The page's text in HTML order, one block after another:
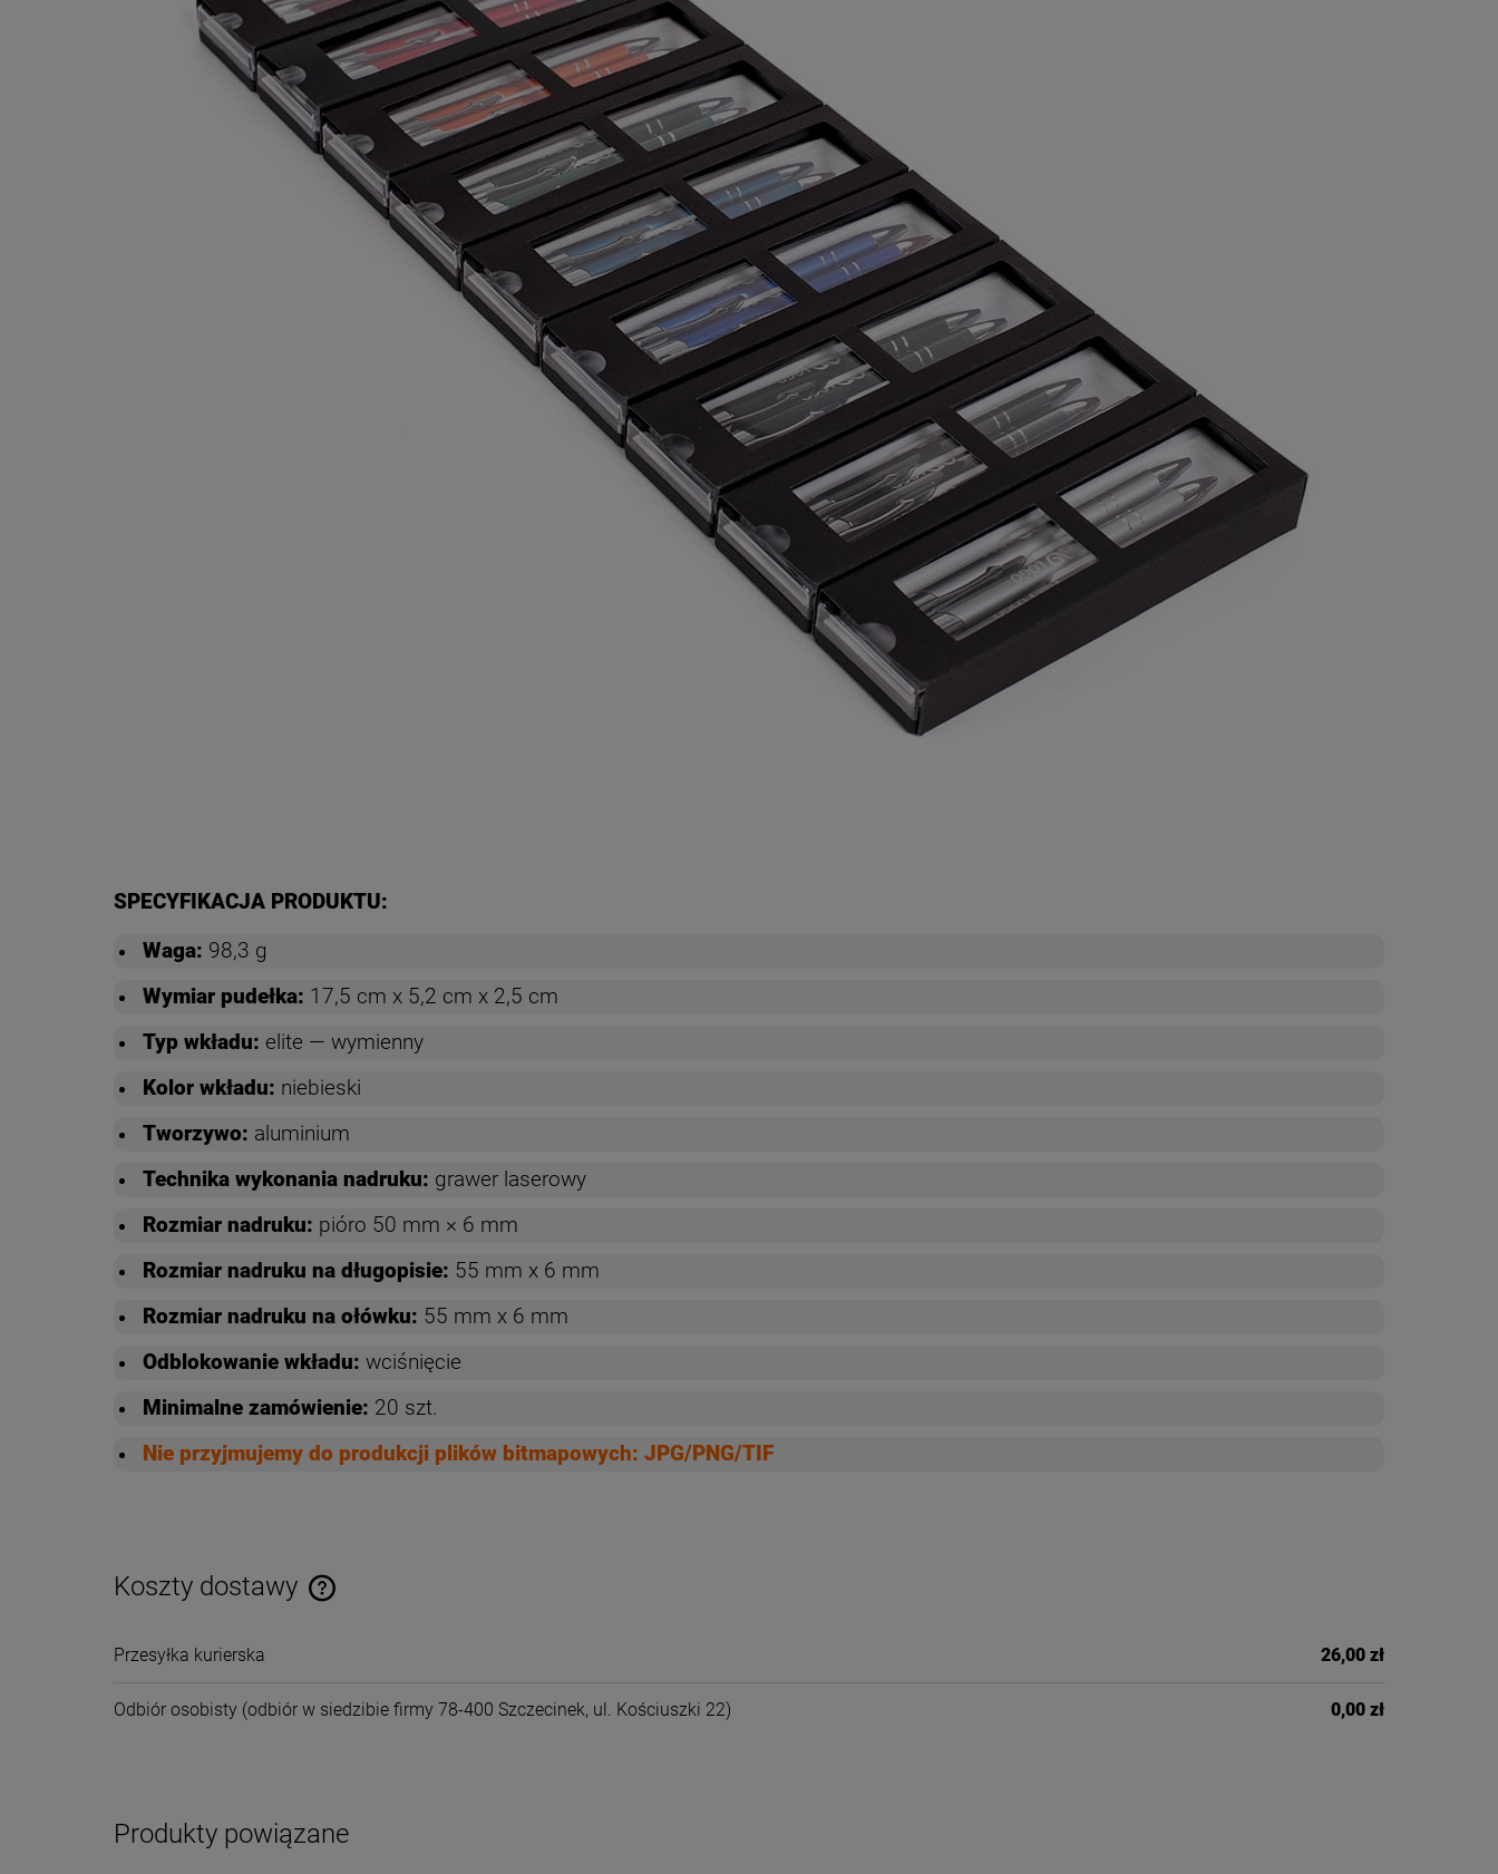
SPECYFIKACJA PRODUKTU:
Waga: 98,3 g
Wymiar pudełka: 17,5 cm x 5,2 cm x 2,5 cm
Typ wkładu: elite — wymienny
Kolor wkładu: niebieski
Tworzywo: aluminium
Technika wykonania nadruku: grawer laserowy
Rozmiar nadruku: pióro 50 mm × 6 mm
Rozmiar nadruku na długopisie: 55 mm x 6 mm
Rozmiar nadruku na ołówku: 55 mm x 6 mm
Odblokowanie wkładu: wciśnięcie
Minimalne zamówienie: 20 szt.
Nie przyjmujemy do produkcji plików bitmapowych: JPG/PNG/TIF
Koszty dostawy
Przesyłka kurierska 26,00 zł
Odbiór osobisty (odbiór w siedzibie firmy 78-400 Szczecinek, ul. Kościuszki 22) 0,00 zł
Produkty powiązane